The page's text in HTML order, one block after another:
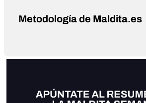
Metodología de Maldita.es